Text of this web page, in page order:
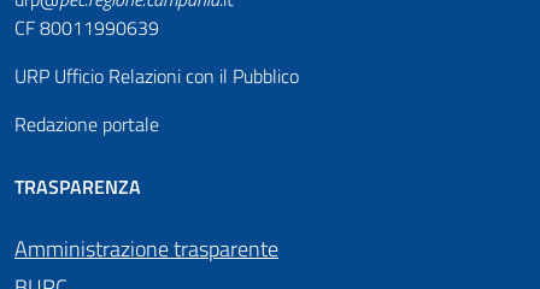
CF 80011990639
URP Ufficio Relazioni con il Pubblico
Redazione portale
TRASPARENZA
Amministrazione trasparente